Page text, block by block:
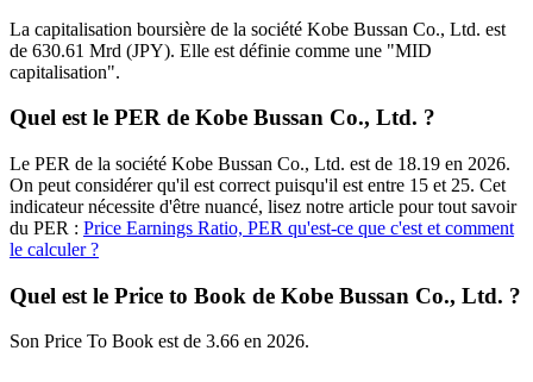
La capitalisation boursière de la société Kobe Bussan Co., Ltd. est
de 630.61 Mrd (JPY). Elle est définie comme une "MID
capitalisation".
Quel est le PER de Kobe Bussan Co., Ltd. ?
Le PER de la société Kobe Bussan Co., Ltd. est de 18.19 en 2026.
On peut considérer qu'il est correct puisqu'il est entre 15 et 25. Cet
indicateur nécessite d'être nuancé, lisez notre article pour tout savoir
du PER : Price Earnings Ratio, PER qu'est-ce que c'est et comment
le calculer ?
Quel est le Price to Book de Kobe Bussan Co., Ltd. ?
Son Price To Book est de 3.66 en 2026.